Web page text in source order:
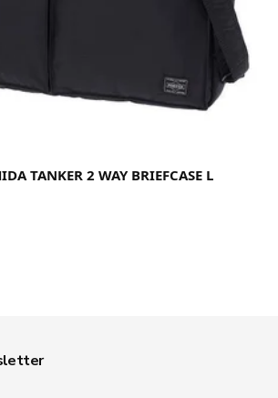
TANKER 2 WAY BRIEFCASE L